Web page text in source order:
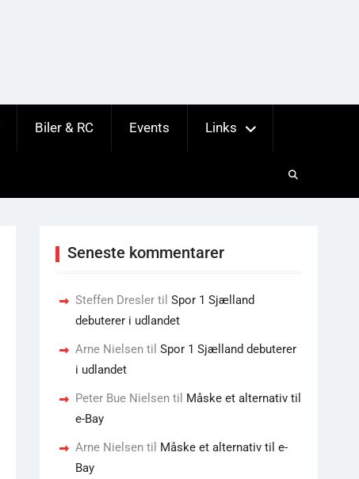
Biler & RC Events Links
Seneste kommentarer
Steffen Dresler til Spor 1 Sjælland
debuterer i udlandet
Arne Nielsen til Spor 1 Sjælland debuterer
i udlandet
Peter Bue Nielsen til Måske et alternativ til
e-Bay
Arne Nielsen til Måske et alternativ til e-
Bay